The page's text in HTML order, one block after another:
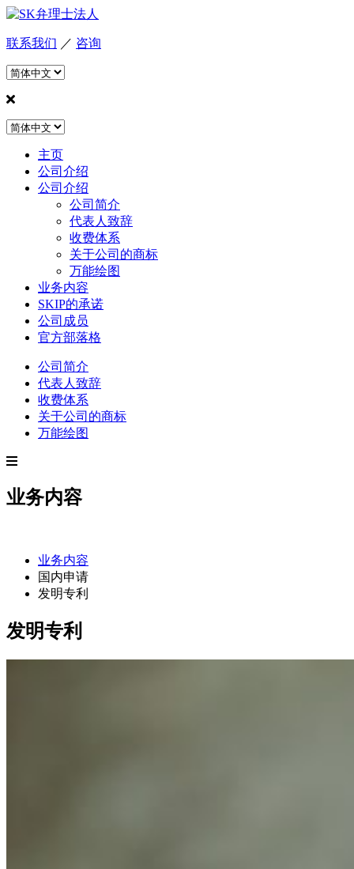
联系我们 ／ 咨询
主页
公司介绍
公司介绍
公司简介
代表人致辞
收费体系
关于公司的商标
万能绘图
业务内容
SKIP的承诺
公司成员
官方部落格
公司简介
代表人致辞
收费体系
关于公司的商标
万能绘图
业务内容
业务内容
国内申请
发明专利
发明专利